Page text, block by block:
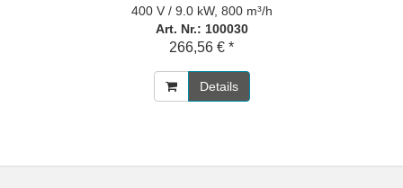
400 V / 9.0 kW, 800 m³/h
Art. Nr.: 100030
266,56 € *
Details